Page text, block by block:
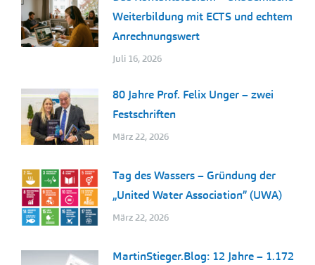
Weiterbildung mit ECTS und echtem
Anrechnungswert
Juli 16, 2026
80 Jahre Prof. Felix Unger – zwei
Festschriften
März 22, 2026
Tag des Wassers – Gründung der
„United Water Association” (UWA)
März 22, 2026
MartinStieger.Blog: 12 Jahre – 1.172